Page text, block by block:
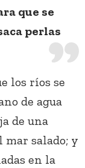
que se
perlas
los ríos se
de agua
de una
mar salado; y
en la